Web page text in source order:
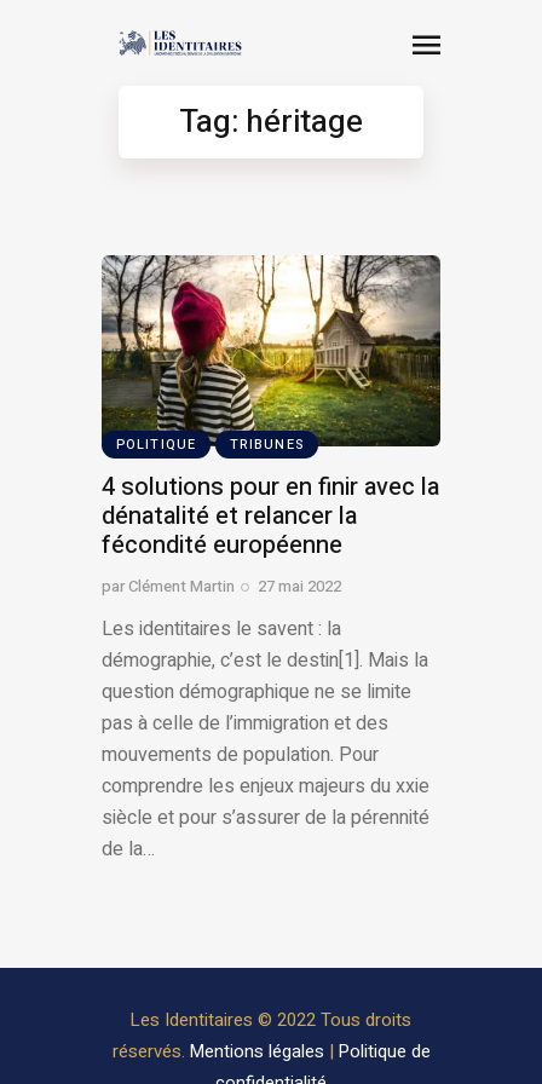
Tag: héritage
POLITIQUE TRIBUNES
4 solutions pour en finir avec la
dénatalité et relancer la
fécondité européenne
parClément Martin 27 mai 2022
Les identitaires le savent : la
démographie, c’est le destin[1]. Mais la
question démographique ne se limite
pas à celle de l’immigration et des
mouvements de population. Pour
comprendre les enjeux majeurs du xxie
siècle et pour s’assurer de la pérennité
de la…
Les Identitaires © 2022 Tous droits
réservés. Mentions légales | Politique de